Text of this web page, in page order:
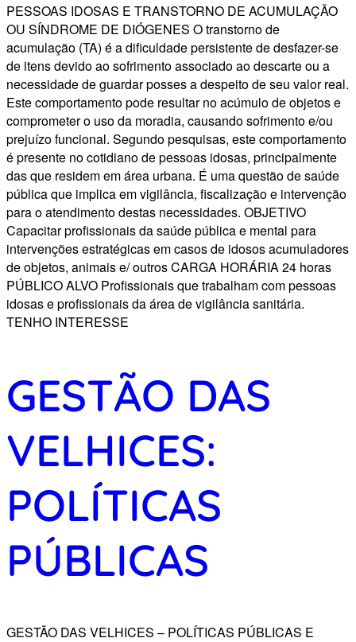
PESSOAS IDOSAS E TRANSTORNO DE ACUMULAÇÃO
OU SÍNDROME DE DIÓGENES O transtorno de
acumulação (TA) é a dificuldade persistente de desfazer-se
de itens devido ao sofrimento associado ao descarte ou a
necessidade de guardar posses a despeito de seu valor real.
Este comportamento pode resultar no acúmulo de objetos e
comprometer o uso da moradia, causando sofrimento e/ou
prejuízo funcional. Segundo pesquisas, este comportamento
é presente no cotidiano de pessoas idosas, principalmente
das que residem em área urbana. É uma questão de saúde
pública que implica em vigilância, fiscalização e intervenção
para o atendimento destas necessidades. OBJETIVO
Capacitar profissionais da saúde pública e mental para
intervenções estratégicas em casos de idosos acumuladores
de objetos, animais e/ outros CARGA HORÁRIA 24 horas
PÚBLICO ALVO Profissionais que trabalham com pessoas
idosas e profissionais da área de vigilância sanitária.
TENHO INTERESSE
GESTÃO DAS
VELHICES:
POLÍTICAS
PÚBLICAS
GESTÃO DAS VELHICES – POLÍTICAS PÚBLICAS E